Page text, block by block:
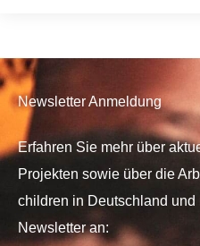
Newsletter Anmeldung
Erfahren Sie mehr über
Projekten sowie über die
children in Deutschland
Newsletter an: